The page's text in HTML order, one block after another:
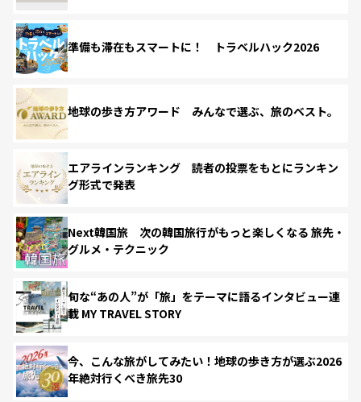
準備も滞在もスマートに！ トラベルハック2026
地球の歩き方アワード みんなで選ぶ、旅のベスト。
エアラインランキング 読者の投票をもとにランキン
グ形式で発表
Next韓国旅 次の韓国旅行がもっと楽しくなる 旅先・
グルメ・テクニック
旬な“あの人”が「旅」をテーマに語るインタビュー連
載 MY TRAVEL STORY
今、こんな旅がしてみたい！地球の歩き方が選ぶ2026
年絶対行くべき旅先30